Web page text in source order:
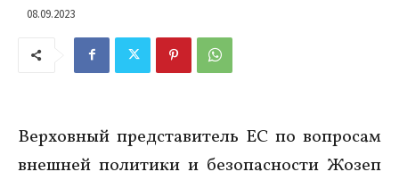
08.09.2023
Верховный представитель ЕС по вопросам
внешней политики и безопасности Жозеп